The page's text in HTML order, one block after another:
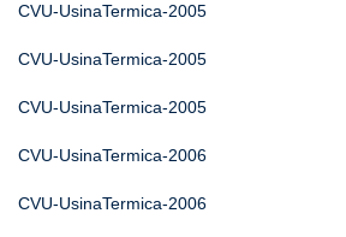
CVU-UsinaTermica-2005
CVU-UsinaTermica-2005
CVU-UsinaTermica-2005
CVU-UsinaTermica-2006
CVU-UsinaTermica-2006